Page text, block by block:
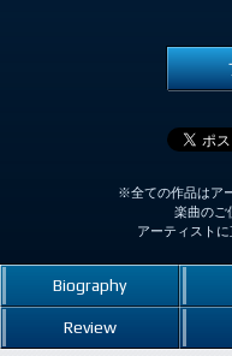
※全ての作品はア
楽曲のご
アーティスト
Biography
Review